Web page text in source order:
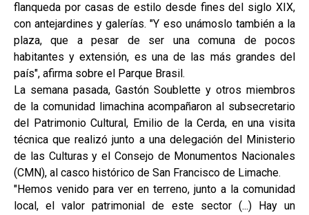
flanqueda por casas de estilo desde fines del siglo XIX,
con antejardines y galerías. "Y eso unámoslo también a la
plaza, que a pesar de ser una comuna de pocos
habitantes y extensión, es una de las más grandes del
país", afirma sobre el Parque Brasil.
La semana pasada, Gastón Soublette y otros miembros
de la comunidad limachina acompañaron al subsecretario
del Patrimonio Cultural, Emilio de la Cerda, en una visita
técnica que realizó junto a una delegación del Ministerio
de las Culturas y el Consejo de Monumentos Nacionales
(CMN), al casco histórico de San Francisco de Limache.
"Hemos venido para ver en terreno, junto a la comunidad
local, el valor patrimonial de este sector (...) Hay un